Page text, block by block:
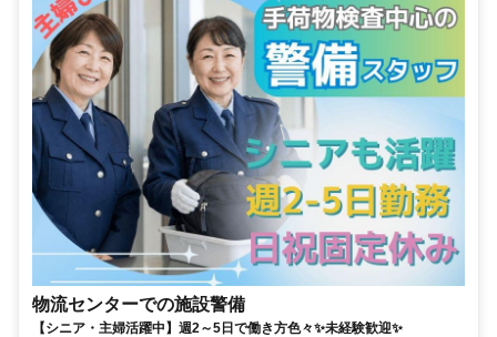
物流センターでの施設警備
【シニア・主婦活躍中】週2～5日で働き方色々✨未経験歓迎✨